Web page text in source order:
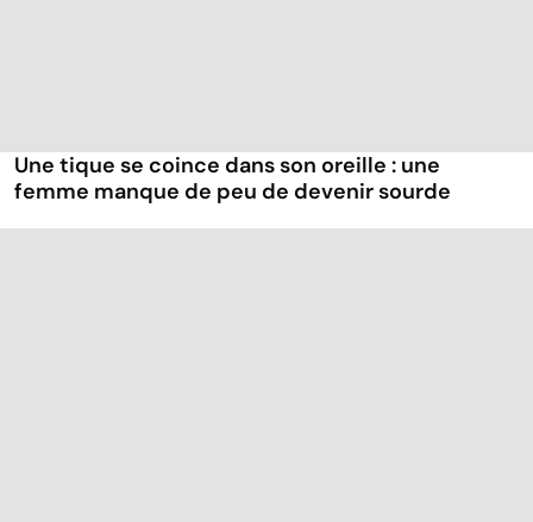
Une tique se coince dans son oreille : une
femme manque de peu de devenir sourde